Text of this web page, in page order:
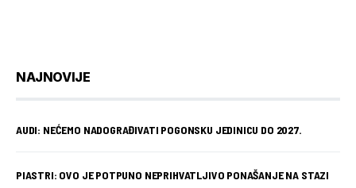
NAJNOVIJE
AUDI: NEĆEMO NADOGRAĐIVATI POGONSKU JEDINICU DO 2027.
PIASTRI: OVO JE POTPUNO NEPRIHVATLJIVO PONAŠANJE NA STAZI